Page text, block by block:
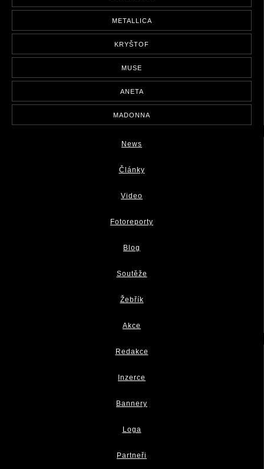
METALLICA
KRYŠTOF
MUSE
ANETA
MADONNA
News
Články
Video
Fotoreporty
Blog
Soutěže
Žebřík
Akce
Redakce
Inzerce
Bannery
Loga
Partneři